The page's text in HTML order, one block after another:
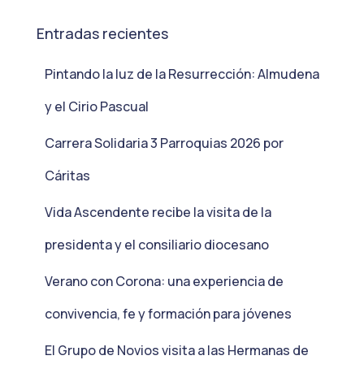
Entradas recientes
Pintando la luz de la Resurrección: Almudena
y el Cirio Pascual
Carrera Solidaria 3 Parroquias 2026 por
Cáritas
Vida Ascendente recibe la visita de la
presidenta y el consiliario diocesano
Verano con Corona: una experiencia de
convivencia, fe y formación para jóvenes
El Grupo de Novios visita a las Hermanas de